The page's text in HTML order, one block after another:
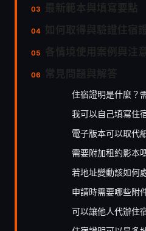
住宿證明是什麼？
我可以自己填寫住
電子版本可以取代
需要附加租約影本
若地址變動該如何
申請時需要哪些附
可以讓他人代辦住